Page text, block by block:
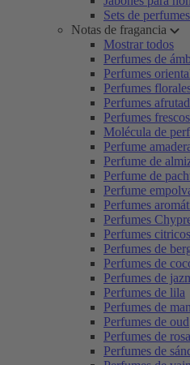
Sets de
Notas de fragancia
Mostrar todos
Perfumes de
Perfumes
Perfumes
Perfumes
Perfumes frescos
Molécula de
Perfume
Perfume de
Perfume de
Perfume
Perfumes
Perfumes
Perfumes citricos
Perfumes de
Perfumes de
Perfumes de
Perfumes de lila
Perfumes de
Perfumes de oud
Perfumes de
Perfumes de